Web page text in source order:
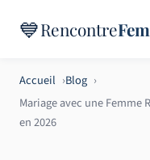
💙Rencontre
Accueil
Blog
Mariage avec une Femme
en 2026